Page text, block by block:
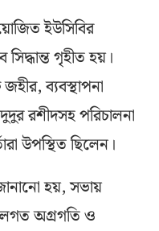
ইউসিবির
গৃহীত হয়।
ব্যবস্থাপনা
রশীদসহ পরিচালনা
উপস্থিত ছিলেন।
হয়, সভায়
অগ্রগতি ও